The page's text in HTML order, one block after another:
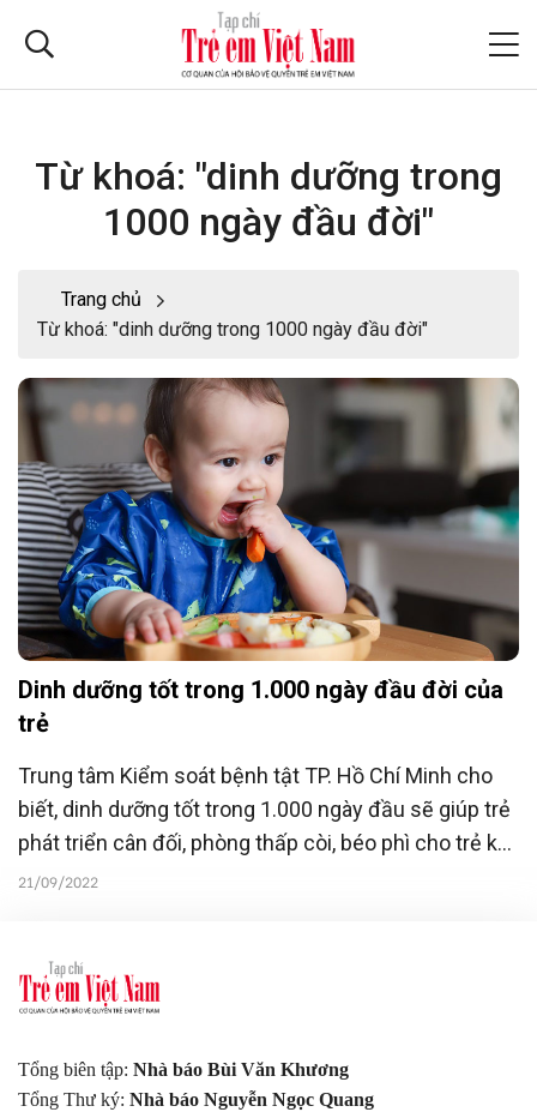
Từ khoá: "dinh dưỡng trong
1000 ngày đầu đời"
Trang chủ
Từ khoá: "dinh dưỡng trong 1000 ngày đầu đời"
Dinh dưỡng tốt trong 1.000 ngày đầu đời của
trẻ
Trung tâm Kiểm soát bệnh tật TP. Hồ Chí Minh cho
biết, dinh dưỡng tốt trong 1.000 ngày đầu sẽ giúp trẻ
phát triển cân đối, phòng thấp còi, béo phì cho trẻ khi
trưởng thành.
21/09/2022
Tổng biên tập: Nhà báo Bùi Văn Khương
Tổng Thư ký: Nhà báo Nguyễn Ngọc Quang